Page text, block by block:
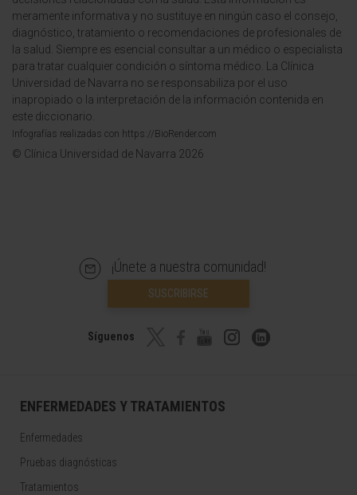
meramente informativa y no sustituye en ningún caso el consejo,
diagnóstico, tratamiento o recomendaciones de profesionales de
la salud. Siempre es esencial consultar a un médico o especialista
para tratar cualquier condición o síntoma médico. La Clínica
Universidad de Navarra no se responsabiliza por el uso
inapropiado o la interpretación de la información contenida en
este diccionario.
Infografías realizadas con https://BioRender.com
© Clínica Universidad de Navarra 2026
¡Únete a nuestra comunidad!
SUSCRIBIRSE
Síguenos
ENFERMEDADES Y TRATAMIENTOS
Enfermedades
Pruebas diagnósticas
Tratamientos